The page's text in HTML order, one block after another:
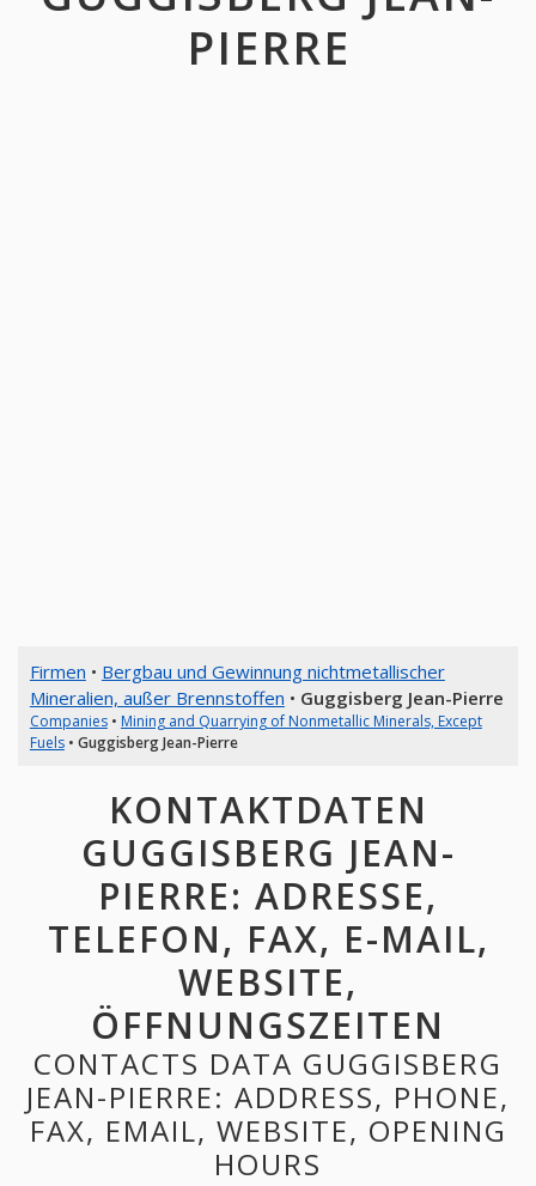
PIERRE
Firmen • Bergbau und Gewinnung nichtmetallischer
Mineralien, außer Brennstoffen • Guggisberg Jean-Pierre
Companies• Mining and Quarrying of Nonmetallic Minerals, Except
Fuels• Guggisberg Jean-Pierre
KONTAKTDATEN
GUGGISBERG JEAN-
PIERRE: ADRESSE,
TELEFON, FAX, E-MAIL,
WEBSITE,
ÖFFNUNGSZEITEN
CONTACTS DATA GUGGISBERG
JEAN-PIERRE: ADDRESS, PHONE,
FAX, EMAIL, WEBSITE, OPENING
HOURS